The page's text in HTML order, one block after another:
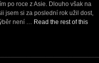
po roce z Asie. Dlouho však na
jsem si za poslední rok užil dost,
není … Read the rest of this